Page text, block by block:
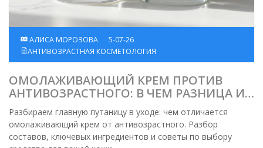
АЛИСА МОРОЗОВА
5-07-26
АНТИВОЗРАСТНАЯ КОСМЕТОЛОГИЯ
ОМОЛАЖИВАЮЩИЙ КРЕМ ПРОТИВ
АНТИВОЗРАСТНОГО: В ЧЕМ РАЗНИЦА И
ЧТО ВЫБРАТЬ
Разбираем главную путаницу в уходе: чем отличается
омолаживающий крем от антивозрастного. Разбор
составов, ключевых ингредиентов и советы по выбору